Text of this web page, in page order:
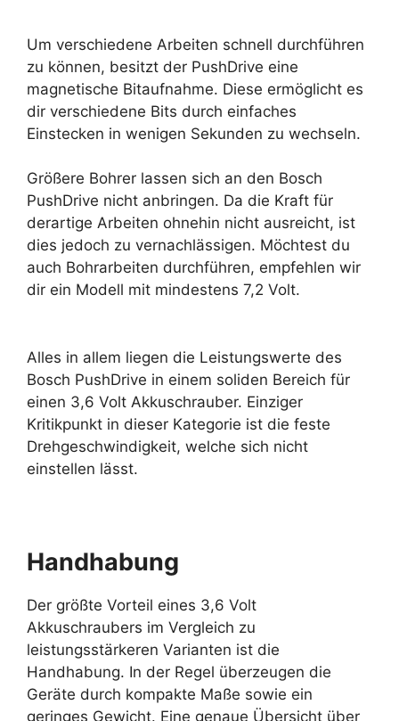
Um verschiedene Arbeiten schnell durchführen
zu können, besitzt der PushDrive eine
magnetische Bitaufnahme. Diese ermöglicht es
dir verschiedene Bits durch einfaches
Einstecken in wenigen Sekunden zu wechseln.
Größere Bohrer lassen sich an den Bosch
PushDrive nicht anbringen. Da die Kraft für
derartige Arbeiten ohnehin nicht ausreicht, ist
dies jedoch zu vernachlässigen. Möchtest du
auch Bohrarbeiten durchführen, empfehlen wir
dir ein Modell mit mindestens 7,2 Volt.
Alles in allem liegen die Leistungswerte des
Bosch PushDrive in einem soliden Bereich für
einen 3,6 Volt Akkuschrauber. Einziger
Kritikpunkt in dieser Kategorie ist die feste
Drehgeschwindigkeit, welche sich nicht
einstellen lässt.
Handhabung
Der größte Vorteil eines 3,6 Volt
Akkuschraubers im Vergleich zu
leistungsstärkeren Varianten ist die
Handhabung. In der Regel überzeugen die
Geräte durch kompakte Maße sowie ein
geringes Gewicht. Eine genaue Übersicht über